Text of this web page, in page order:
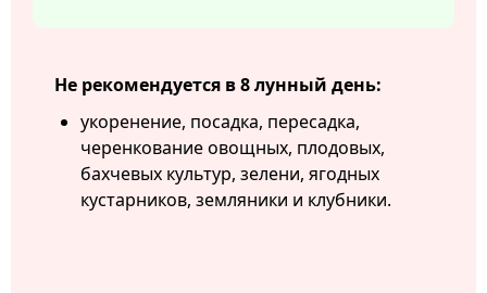
Не рекомендуется в 8 лунный день:
укоренение, посадка, пересадка,
черенкование овощных, плодовых,
бахчевых культур, зелени, ягодных
кустарников, земляники и клубники.